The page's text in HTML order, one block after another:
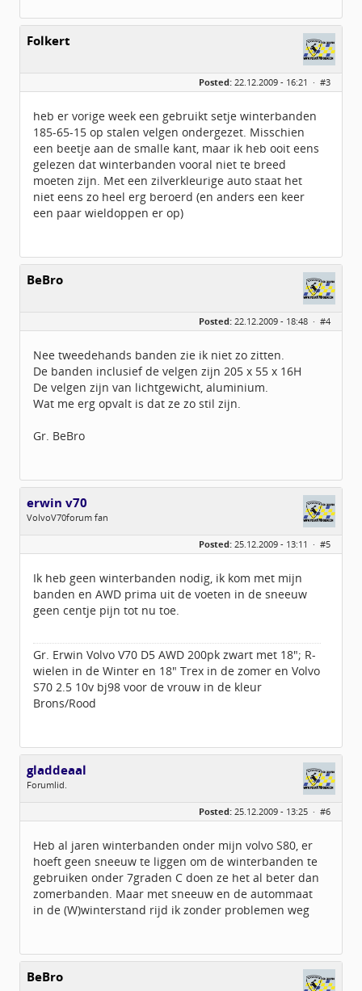
Folkert
Posted: 22.12.2009 - 16:21 · #3
heb er vorige week een gebruikt setje winterbanden
185-65-15 op stalen velgen ondergezet. Misschien
een beetje aan de smalle kant, maar ik heb ooit eens
gelezen dat winterbanden vooral niet te breed
moeten zijn. Met een zilverkleurige auto staat het
niet eens zo heel erg beroerd (en anders een keer
een paar wieldoppen er op)
BeBro
Posted: 22.12.2009 - 18:48 · #4
Nee tweedehands banden zie ik niet zo zitten.
De banden inclusief de velgen zijn 205 x 55 x 16H
De velgen zijn van lichtgewicht, aluminium.
Wat me erg opvalt is dat ze zo stil zijn.
Gr. BeBro
erwin v70
VolvoV70forum fan
Geslacht:
Leeftijd:
57
Geregistreerd: 03 / 2009
Posted: 25.12.2009 - 13:11 · #5
Ik heb geen winterbanden nodig, ik kom met mijn
banden en AWD prima uit de voeten in de sneeuw
geen centje pijn tot nu toe.
Gr. Erwin Volvo V70 D5 AWD 200pk zwart met 18"; R-
wielen in de Winter en 18" Trex in de zomer en Volvo
S70 2.5 10v bj98 voor de vrouw in de kleur
Brons/Rood
gladdeaal
Forumlid.
Leeftijd:
78
Geregistreerd:03 / 2009
Posted: 25.12.2009 - 13:25 · #6
Heb al jaren winterbanden onder mijn volvo S80, er
hoeft geen sneeuw te liggen om de winterbanden te
gebruiken onder 7graden C doen ze het al beter dan
zomerbanden. Maar met sneeuw en de autommaat
in de (W)winterstand rijd ik zonder problemen weg
BeBro